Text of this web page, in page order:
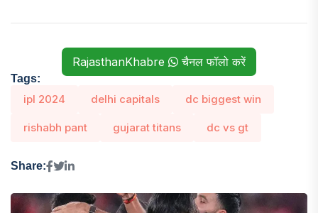
RajasthanKhabre चैनल फॉलो करें
Tags:
ipl 2024 delhi capitals dc biggest win
rishabh pant gujarat titans dc vs gt
Share: